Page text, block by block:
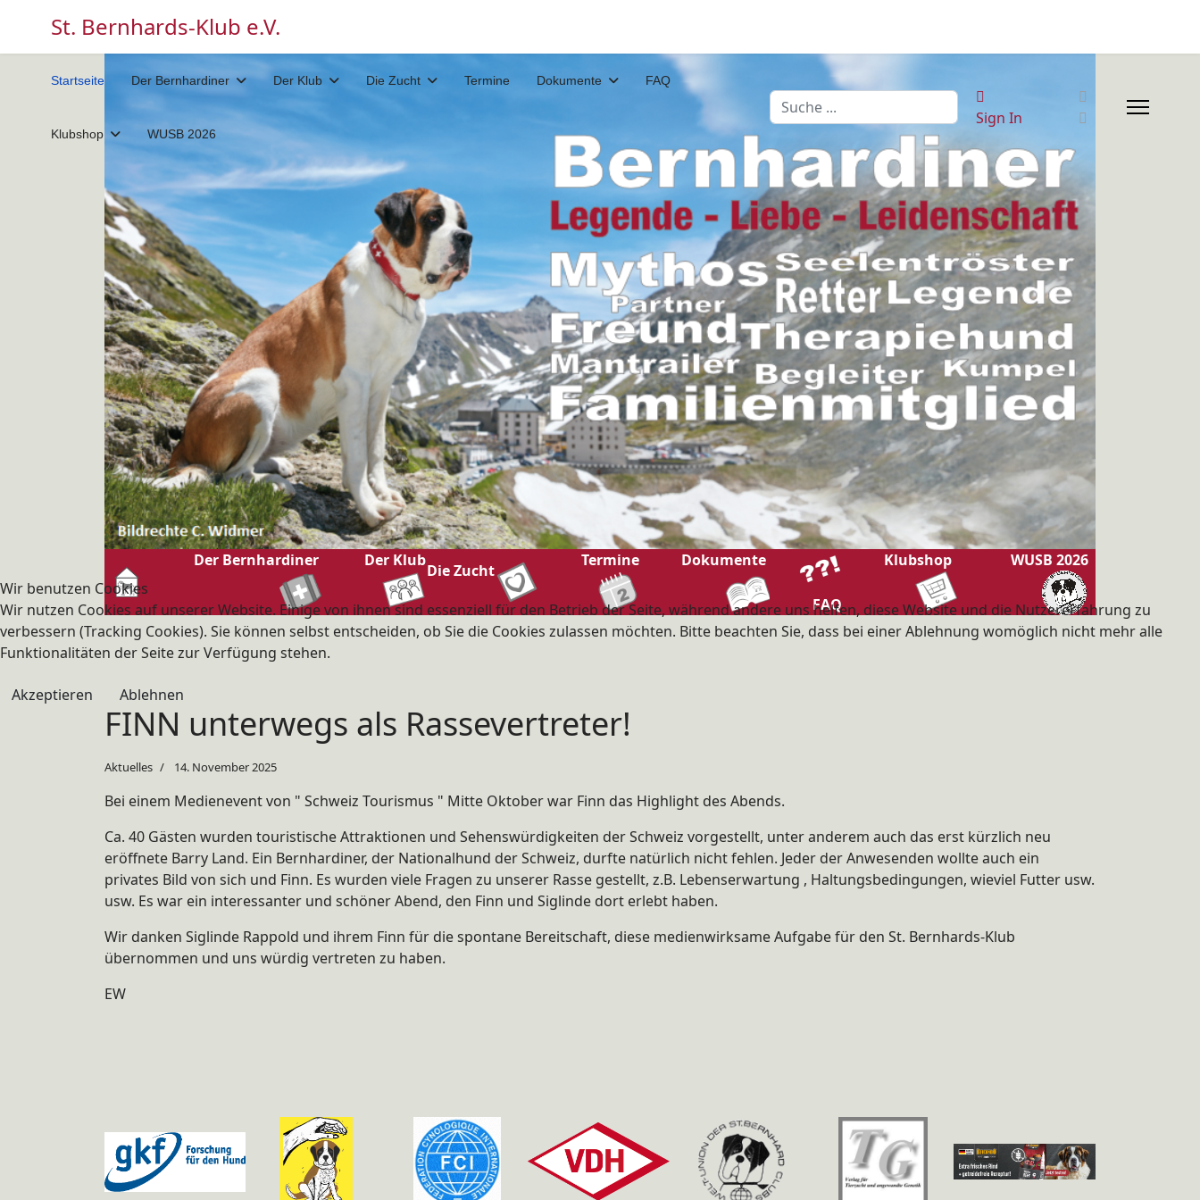
St. Bernhards-Klub e.V.
Startseite Der Bernhardiner Der Klub Die Zucht Termine Dokumente FAQ
Klubshop WUSB 2026
Suchen
Sign In
Der Bernhardiner Der Klub
Die Zucht
Termine Dokumente
FAQ
Klubshop WUSB 2026
FINN unterwegs als Rassevertreter!
Aktuelles 14. November 2025
Bei einem Medienevent von " Schweiz Tourismus " Mitte Oktober war Finn das Highlight des Abends.
Ca. 40 Gästen wurden touristische Attraktionen und Sehenswürdigkeiten der Schweiz vorgestellt, unter anderem auch das erst kürzlich neu
eröffnete Barry Land. Ein Bernhardiner, der Nationalhund der Schweiz, durfte natürlich nicht fehlen. Jeder der Anwesenden wollte auch ein
privates Bild von sich und Finn. Es wurden viele Fragen zu unserer Rasse gestellt, z.B. Lebenserwartung , Haltungsbedingungen, wieviel Futter usw.
usw. Es war ein interessanter und schöner Abend, den Finn und Siglinde dort erlebt haben.
Wir danken Siglinde Rappold und ihrem Finn für die spontane Bereitschaft, diese medienwirksame Aufgabe für den St. Bernhards-Klub
übernommen und uns würdig vertreten zu haben.
EW
Wir benutzen Cookies
Wir nutzen Cookies auf unserer Website. Einige von ihnen sind essenziell für den Betrieb der Seite, während andere uns helfen, diese Website und die Nutzererfahrung zu
verbessern (Tracking Cookies). Sie können selbst entscheiden, ob Sie die Cookies zulassen möchten. Bitte beachten Sie, dass bei einer Ablehnung womöglich nicht mehr alle
Funktionalitäten der Seite zur Verfügung stehen.
Akzeptieren Ablehnen